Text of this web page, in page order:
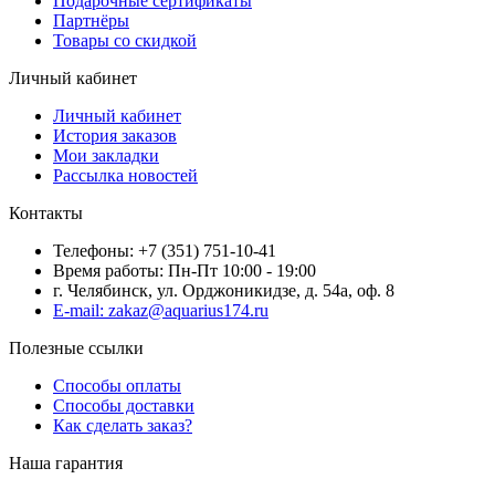
Партнёры
Товары со скидкой
Личный кабинет
Личный кабинет
История заказов
Мои закладки
Рассылка новостей
Контакты
Телефоны: +7 (351) 751-10-41
Время работы: Пн-Пт 10:00 - 19:00
г. Челябинск, ул. Орджоникидзе, д. 54а, оф. 8
E-mail: zakaz@aquarius174.ru
Полезные ссылки
Способы оплаты
Способы доставки
Как сделать заказ?
Наша гарантия